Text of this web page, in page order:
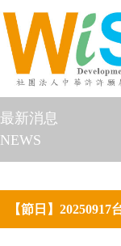
最新消息
NEWS
【節日】20250917